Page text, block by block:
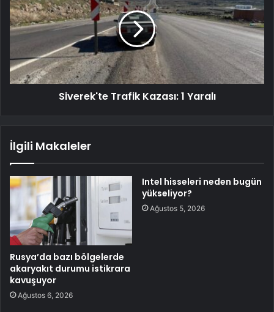
Siverek'te Trafik Kazası: 1 Yaralı
İlgili Makaleler
Rusya’da bazı bölgelerde
akaryakıt durumu istikrara
kavuşuyor
Ağustos 6, 2026
Intel hisseleri neden bugün
yükseliyor?
Ağustos 5, 2026